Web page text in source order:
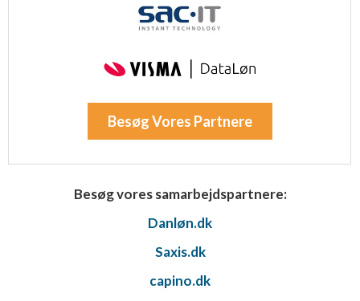
Besøg Vores Partnere
Besøg vores samarbejdspartnere:
Danløn.dk
Saxis.dk
capino.dk